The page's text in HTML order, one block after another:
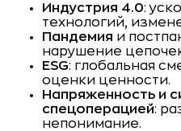
Индустрия 4.0:
технологий,
Пандемия и
нарушение
ESG: глобальная
оценки ценности.
Напряженность и
спецоперацией:
непонимание.